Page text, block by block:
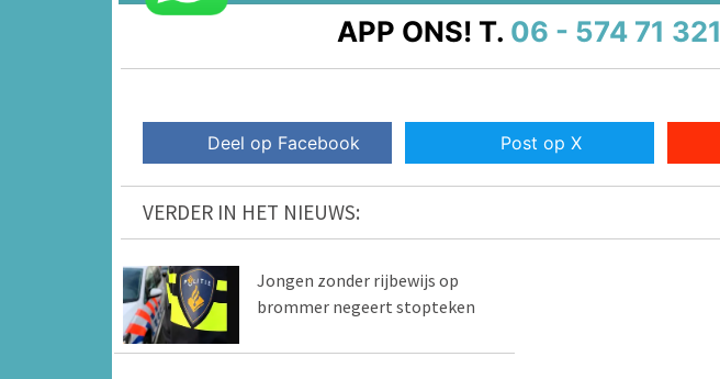
APP ONS! T. 06 - 574 71 321
Deel op Facebook Post op X
VERDER IN HET NIEUWS:
Jongen zonder rijbewijs op
brommer negeert stopteken